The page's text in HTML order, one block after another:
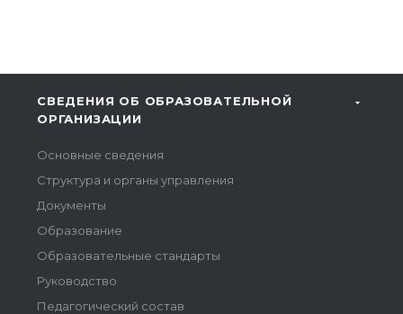
СВЕДЕНИЯ ОБ ОБРАЗОВАТЕЛЬНОЙ
ОРГАНИЗАЦИИ
Основные сведения
Структура и органы управления
Документы
Образование
Образовательные стандарты
Руководство
Педагогический состав